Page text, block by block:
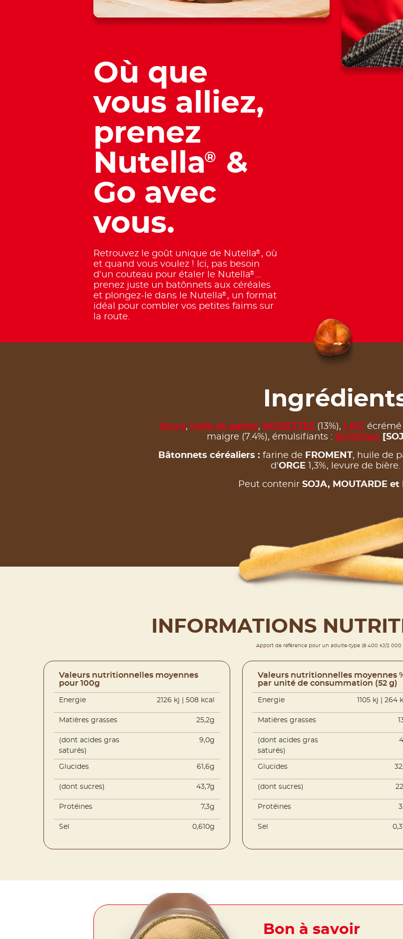
Où que
vous alliez,
prenez
Nutella®
&
Go avec
vous.
Retrouvez le goût unique de Nutella® , où
et quand vous voulez ! Ici, pas besoin
d'un couteau pour étaler le Nutella® ...
prenez juste un batônnets aux céréales
et plongez-le dans le Nutella® , un format
idéal pour combler vos petites faims sur
la route.
Sucre, huile de palme, NOISETTES (13%), LAIT écrémé
maigre (7.4%), émulsifiants :
lécithines
Bâtonnets céréaliers ​: farine de FROMENT, huile de
d'ORGE 1,3%, levure de bière.
Peut contenir SOJA, MOUTARDE et
INFORMATIONS
Apport de référence pour un adulte-type (8 400 kJ/2 000
Valeurs nutritionnelles moyennes
pour 100g
Energie 2126 kj | 508 kcal
Matières grasses 25,2g
(dont acides gras
saturés)
9,0g
Glucides 61,6g
(dont sucres) 43,7g
Protéines 7,3g
Sel 0,610g
Valeurs nutritionnelles moyennes
par unité de consummation (52 g)
Energie 1105 kj | 264
Matières grasses
(dont acides gras
saturés)
Glucides
(dont sucres)
Protéines
Sel
Bon à savoir